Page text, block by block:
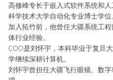
高修峰专长于嵌入式软件系统和
科学技术大学自动化专业博士学位
加入拓竹前，他曾任大疆系统工
体行业经验。
COO是刘怀宇，本科毕业于复旦
学继续深耕计算机。
刘怀宇曾担任大疆飞行眼镜、数